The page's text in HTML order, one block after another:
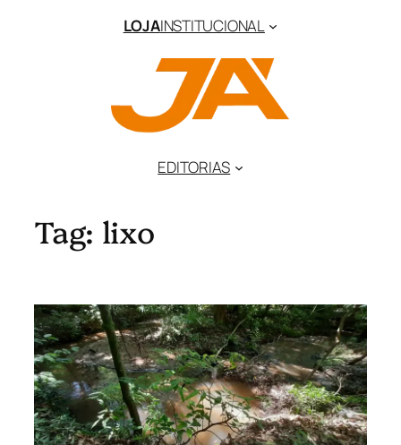
LOJAINSTITUCIONAL
EDITORIAS
Tag: lixo